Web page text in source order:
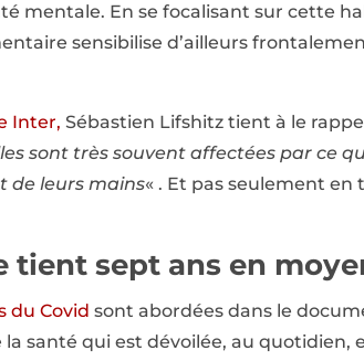
mentale. En se focalisant sur cette
sensibilise d’ailleurs
Inter, Sébastien Lifshitz tient à le
sont très souvent affectées par ce
de leurs mains« . Et pas seulement
tient sept ans en
du Covid sont abordées dans le
la santé qui est dévoilée, au